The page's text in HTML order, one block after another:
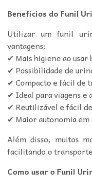
Benefícios do Funil
Utilizar um funil
vantagens:
✔ Mais higiene ao
✔ Possibilidade de
✔ Compacto e fácil de
✔ Ideal para viagens e
✔ Reutilizável e fácil
✔ Maior autonomia
Além disso, muitos
facilitando o
Como usar o Funil